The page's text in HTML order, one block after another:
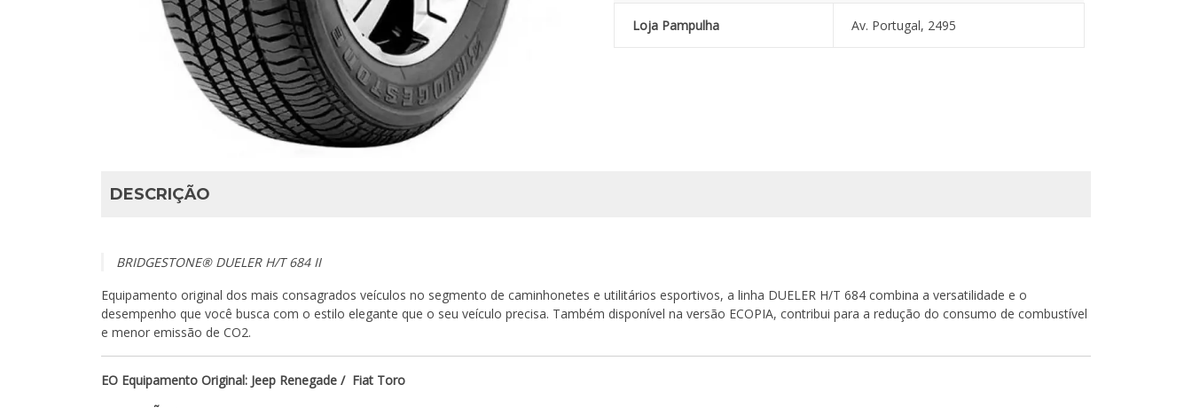
Loja Pampulha Av. Portugal, 2495
DESCRIÇÃO
BRIDGESTONE® DUELER­ H/T 684 II
Equipamento original dos mais consagrados veículos no segmento de caminhonetes e utilitários esportivos, a linha DUELER H/T 684 combina a versatilidade e o
desempenho que você busca com o estilo elegante que o seu veículo precisa. Também disponível na versão ECOPIA, contribui para a redução do consumo de combustível
e menor emissão de CO2.
EO Equipamento Original: Jeep Renegade / Fiat Toro